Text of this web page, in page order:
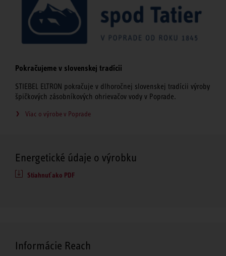
Pokračujeme v slovenskej tradícii
STIEBEL ELTRON pokračuje v dlhoročnej slovenskej tradícii výroby
špičkových zásobníkových ohrievačov vody v Poprade.
Viac o výrobe v Poprade
Energetické údaje o výrobku
Stiahnuť ako PDF
Informácie Reach